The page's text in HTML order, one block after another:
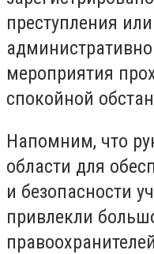
преступления
мероприятия
спокойной
Напомним, что
области для
и безопасности
привлекли